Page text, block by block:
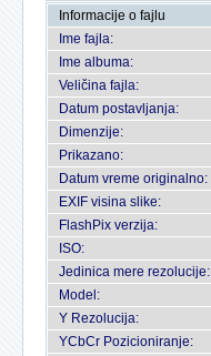
Informacije o fajlu
Ime fajla:
Ime albuma:
Veličina fajla:
Datum postavljanja:
Dimenzije:
Prikazano:
Datum vreme originalno:
EXIF visina slike:
FlashPix verzija:
ISO:
Jedinica mere rezolucije:
Model:
Y Rezolucija:
YCbCr Pozicioniranje: